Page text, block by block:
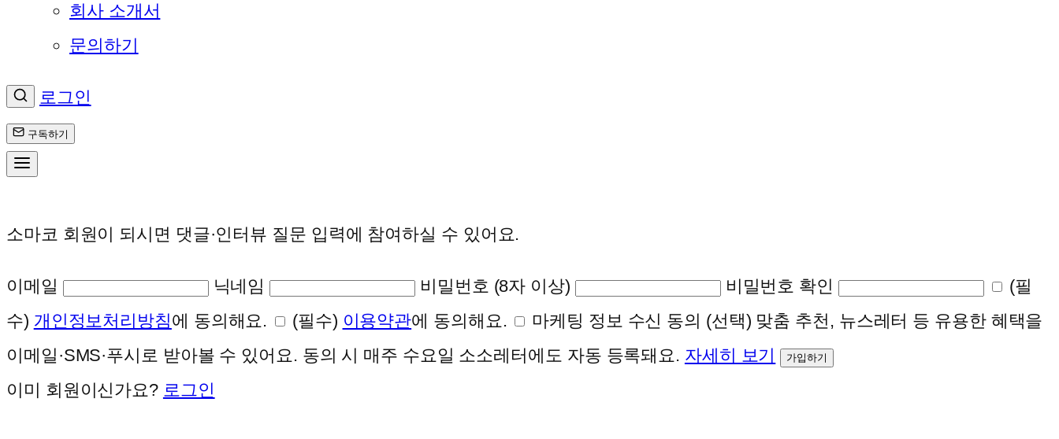
회사 소개서
문의하기
로그인
구독하기
소마코 회원이 되시면 댓글·인터뷰 질문 입력에 참여하실 수 있어요.
이메일 닉네임 비밀번호 (8자 이상) 비밀번호 확인
(필
수) 개인정보처리방침에 동의해요. (필수) 이용약관에 동의해요. 마케팅 정보 수신 동의 (선택) 맞춤 추천, 뉴스레터 등 유용한 혜택을
이메일·SMS·푸시로 받아볼 수 있어요. 동의 시 매주 수요일 소소레터에도 자동 등록돼요. 자세히 보기 가입하기
이미 회원이신가요? 로그인